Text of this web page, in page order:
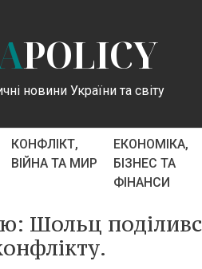
POLICY
новини України та світу
КОНФЛІКТ,
ВІЙНА ТА МИР
ЕКОНОМІКА,
БІЗНЕС ТА
ФІНАНСИ
Шольц